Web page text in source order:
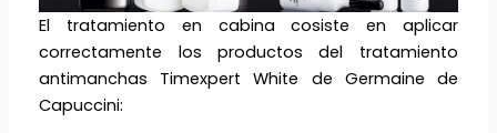
El tratamiento en cabina cosiste en aplicar
correctamente los productos del tratamiento
antimanchas Timexpert White de Germaine de
Capuccini: